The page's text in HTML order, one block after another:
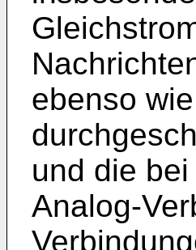
ebenso
und die
Analog-